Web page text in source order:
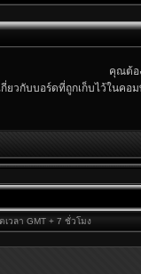
คุณต้อ
ยวกับบอร์ดที่ถูกเก็บไว้ในคอ
วลา GMT + 7 ชั่วโมง